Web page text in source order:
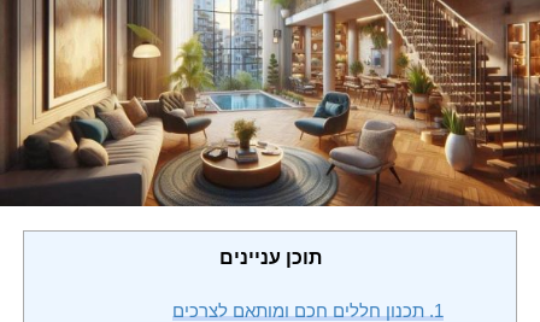
תוכן עניינים
1. תכנון חללים חכם ומותאם לצרכים
format_underlined הוסף קו תחתון לקישורים
font_download סמן קישורים
לאפס
את
כל
האפשרויות
השארת משוב
הצהרת נגישות